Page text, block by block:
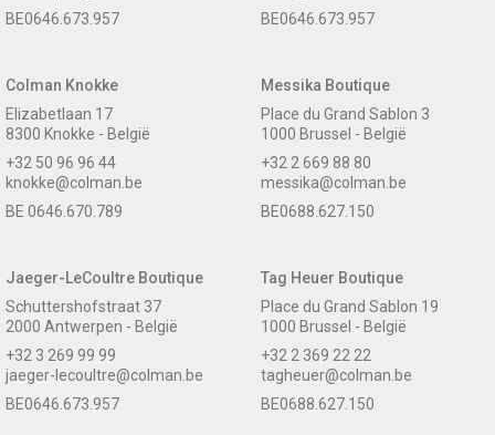
BE0646.673.957
BE0646.673.957
Colman Knokke
Elizabetlaan 17
8300 Knokke - België
+32 50 96 96 44
knokke@colman.be
BE 0646.670.789
Messika Boutique
Place du Grand Sablon 3
1000 Brussel - België
+32 2 669 88 80
messika@colman.be
BE0688.627.150
Jaeger-LeCoultre Boutique
Schuttershofstraat 37
2000 Antwerpen - België
+32 3 269 99 99
jaeger-lecoultre@colman.be
BE0646.673.957
Tag Heuer Boutique
Place du Grand Sablon 19
1000 Brussel - België
+32 2 369 22 22
tagheuer@colman.be
BE0688.627.150